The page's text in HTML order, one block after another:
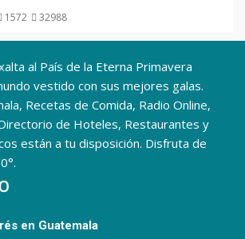
1572 32988
al País de la Eterna Primavera
vestido con sus mejores galas.
Recetas de Comida, Radio Online,
de Hoteles, Restaurantes y
están a tu disposición. Disfruta de
en Guatemala